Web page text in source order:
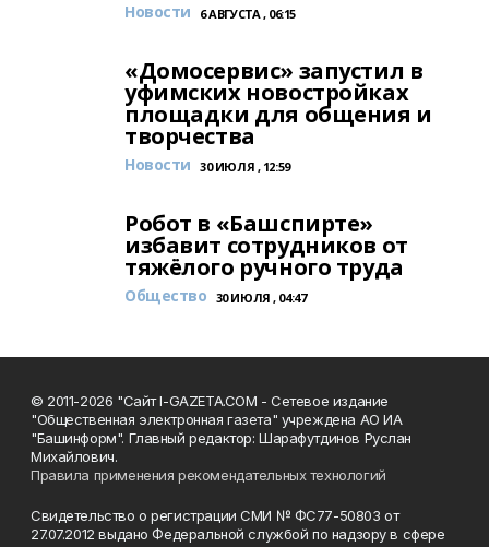
Новости 6 АВГУСТА , 06:15
«Домосервис» запустил в
уфимских новостройках
площадки для общения и
творчества
Новости 30 ИЮЛЯ , 12:59
Робот в «Башспирте»
избавит сотрудников от
тяжёлого ручного труда
Общество 30 ИЮЛЯ , 04:47
© 2011-2026 "Сайт I-GAZETA.COM - Сетевое издание
"Общественная электронная газета" учреждена АО ИА
"Башинформ". Главный редактор: Шарафутдинов Руслан
Михайлович.
Правила применения рекомендательных технологий
Свидетельство о регистрации СМИ № ФС77-50803 от
27.07.2012 выдано Федеральной службой по надзору в сфере